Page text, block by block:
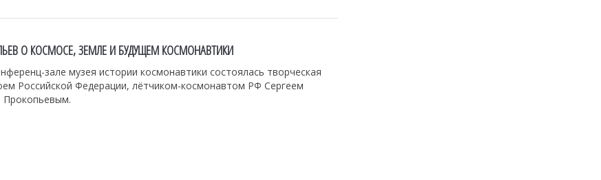
О КОСМОСЕ, ЗЕМЛЕ И БУДУЩЕМ КОСМОНАВТИКИ
зале музея истории космонавтики состоялась творческая
Российской Федерации, лётчиком-космонавтом РФ Сергеем
Прокопьевым.